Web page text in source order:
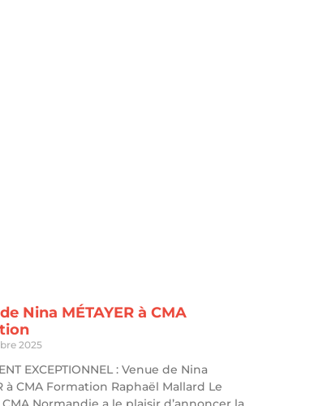
Nina MÉTAYER à CMA
2025
EXCEPTIONNEL : Venue de Nina
à CMA Formation Raphaël Mallard Le